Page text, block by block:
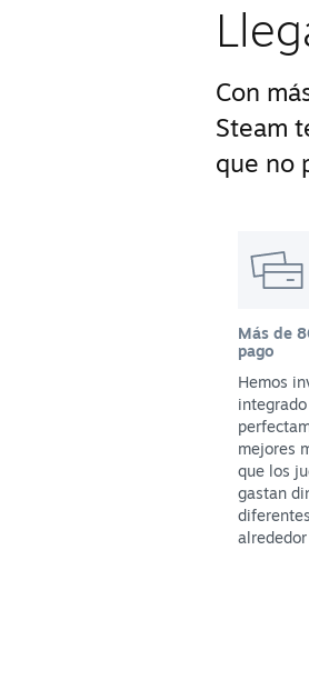
Con
Steam
que no
Más de
pago
Hemos
integrado
mejores
que los
gastan